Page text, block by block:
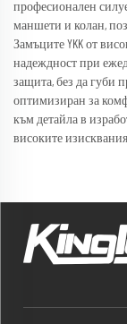
професионален
маншети и колан,
Замъците YKK от
надеждност при
защита, без да губи
оптимизиран за
към детайла в
високите